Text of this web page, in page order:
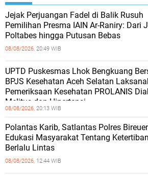
Jejak Perjuangan Fadel di Balik Rusuh
Pemilihan Presma IAIN Ar-Raniry: Dari
Poltabes hingga Putusan Bebas
08/08/2026, 20:49 WIB
UPTD Puskesmas Lhok Bengkuang
BPJS Kesehatan Aceh Selatan
Pemeriksaan Kesehatan PROLANIS
Melitus dan Hipertensi
08/08/2026, 20:13 WIB
Polantas Karib, Satlantas Polres
Edukasi Masyarakat Tentang Ketertiban
Berlalu Lintas
08/08/2026, 12:44 WIB